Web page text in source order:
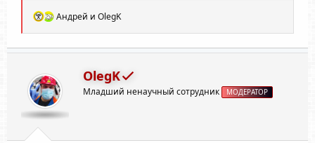
Р
а
к
и
:
Андрей и OlegK
OlegK
Младший ненаучный сотрудник МОДЕРАТОР